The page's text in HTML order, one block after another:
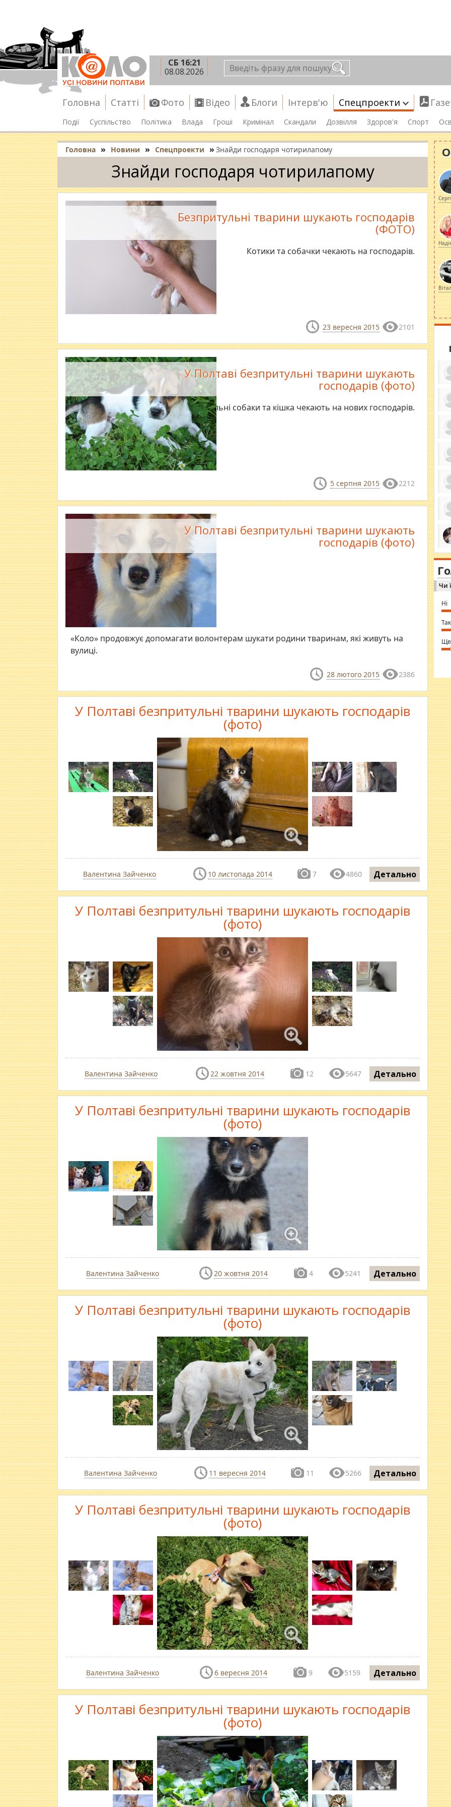
СБ 16:21
08.08.2026
Головна Статті Фото Відео Блоги Інтерв'ю Спецпроекти
Події Суспільство Політика Влада Гроші Кримінал Скандали Дозвілля Здоров'я Спорт
Головна » Новини » Спецпроекти » Знайди господаря чотирилапому
Знайди господаря чотирилапому
Безпритульні тварини шукають господарів
(ФОТО)
Котики та собачки чекають на господарів.
23 вересня 2015 2101
У Полтаві безпритульні тварини шукають
господарів (фото)
Безпритульні собаки та кішка чекають на нових господарів.
5 серпня 2015 2212
У Полтаві безпритульні тварини шукають
господарів (фото)
«Коло» продовжує допомагати волонтерам шукати родини тваринам, які живуть на
вулиці.
28 лютого 2015 2386
У Полтаві безпритульні тварини шукають господарів
(фото)
Валентина Зайченко 10 листопада 2014 7 4860 Детально
У Полтаві безпритульні тварини шукають господарів
(фото)
Валентина Зайченко 22 жовтня 2014 12 5647 Детально
У Полтаві безпритульні тварини шукають господарів
(фото)
Валентина Зайченко 20 жовтня 2014 4 5241 Детально
У Полтаві безпритульні тварини шукають господарів
(фото)
Валентина Зайченко 11 вересня 2014 11 5266 Детально
У Полтаві безпритульні тварини шукають господарів
(фото)
Валентина Зайченко 6 вересня 2014 9 5159 Детально
У Полтаві безпритульні тварини шукають господарів
(фото)
за
ми
in
⇒
Чи
Ні
Так
Ще